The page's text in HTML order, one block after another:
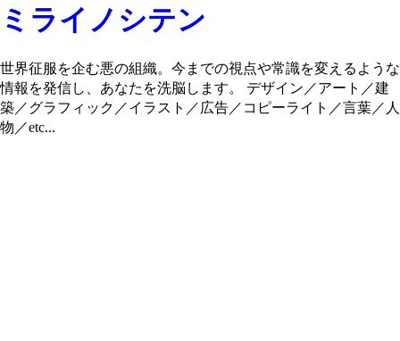
ミライノシテン
世界征服を企む悪の組織。今までの視点や常識を変えるような
情報を発信し、あなたを洗脳します。 デザイン／アート／建
築／グラフィック／イラスト／広告／コピーライト／言葉／人
物／etc...